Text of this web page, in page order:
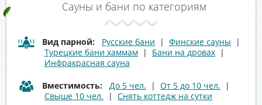
Сауны и бани по категориям
Вид парной: Русские бани | Финские сауны |
Турецкие бани хаммам | Бани на дровах |
Инфракрасная сауна
Вместимость: До 5 чел. | От 5 до 10 чел. |
Свыше 10 чел. | Снять коттедж на сутки